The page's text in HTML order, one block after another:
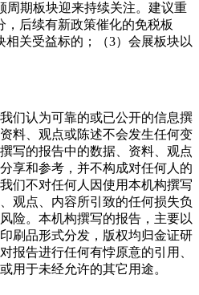
周期板块迎来持续关注。建议重
，后续有新政策催化的免税板
相关受益标的；（3）会展板块以
们认为可靠的或已公开的信息撰
料、观点或陈述不会发生任何变
写的报告中的数据、资料、观点
享和参考，并不构成对任何人的
们不对任何人因使用本机构撰写
观点、内容所引致的任何损失负
险。本机构撰写的报告，主要以
刷品形式分发，版权均归金证研
报告进行任何有悖原意的引用、
用于未经允许的其它用途。